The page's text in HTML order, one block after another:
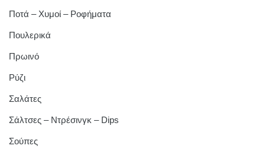
Ποτά – Χυμοί – Ροφήματα
Πουλερικά
Πρωινό
Ρύζι
Σαλάτες
Σάλτσες – Ντρέσινγκ – Dips
Σούπες